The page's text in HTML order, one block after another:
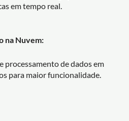
em tempo real.
na Nuvem:
processamento de dados em
para maior funcionalidade.